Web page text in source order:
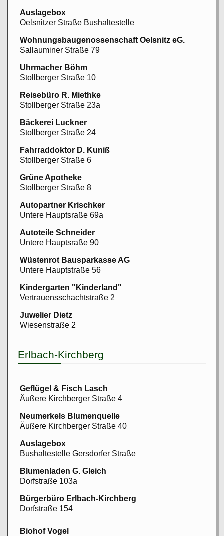
Auslagebox
Oelsnitzer Straße Bushaltestelle
Wohnungsbaugenossenschaft Oelsnitz eG.
Sallauminer Straße 79
Uhrmacher Böhm
Stollberger Straße 10
Reisebüro R. Miethke
Stollberger Straße 23a
Bäckerei Luckner
Stollberger Straße 24
Fahrraddoktor D. Kuniß
Stollberger Straße 6
Grüne Apotheke
Stollberger Straße 8
Autopartner Krischker
Untere Hauptsraße 69a
Autoteile Schneider
Untere Hauptsraße 90
Wüstenrot Bausparkasse AG
Untere Hauptstraße 56
Kindergarten "Kinderland"
Vertrauensschachtstraße 2
Juwelier Dietz
Wiesenstraße 2
Erlbach-Kirchberg
Geflügel & Fisch Lasch
Äußere Kirchberger Straße 4
Neumerkels Blumenquelle
Äußere Kirchberger Straße 40
Auslagebox
Bushaltestelle Gersdorfer Straße
Blumenladen G. Gleich
Dorfstraße 103a
Bürgerbüro Erlbach-Kirchberg
Dorfstraße 154
Biohof Vogel